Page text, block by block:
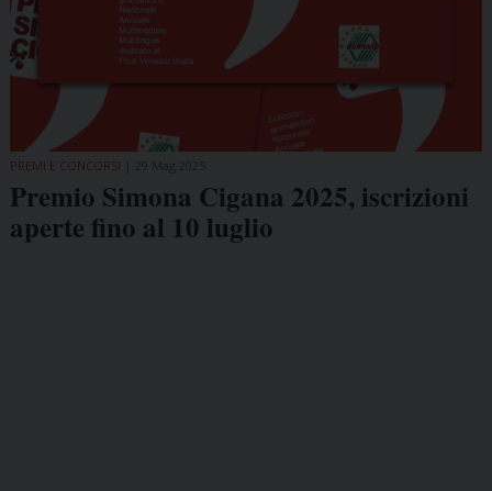
PREMI E CONCORSI
Premio Simona Cigana 2025, iscrizioni
aperte fino al 10 luglio